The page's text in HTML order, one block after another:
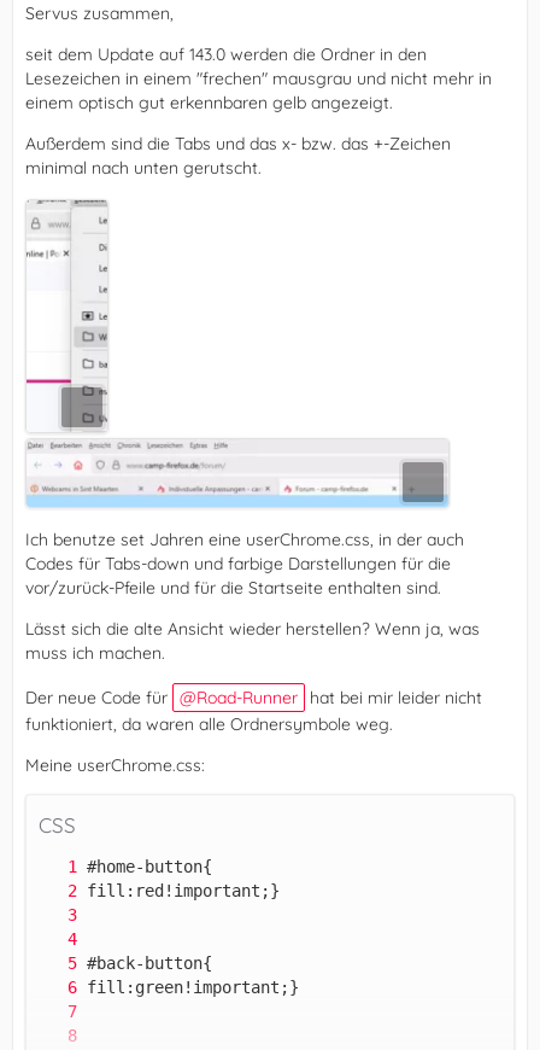
Servus zusammen,
seit dem Update auf 143.0 werden die Ordner in den
Lesezeichen in einem "frechen" mausgrau und nicht mehr in
einem optisch gut erkennbaren gelb angezeigt.
Außerdem sind die Tabs und das x- bzw. das +-Zeichen
minimal nach unten gerutscht.
Ich benutze set Jahren eine userChrome.css, in der auch
Codes für Tabs-down und farbige Darstellungen für die
vor/zurück-Pfeile und für die Startseite enthalten sind.
Lässt sich die alte Ansicht wieder herstellen? Wenn ja, was
muss ich machen.
Der neue Code für Road-Runner
hat bei mir leider nicht
funktioniert, da waren alle Ordnersymbole weg.
Meine userChrome.css:
CSS